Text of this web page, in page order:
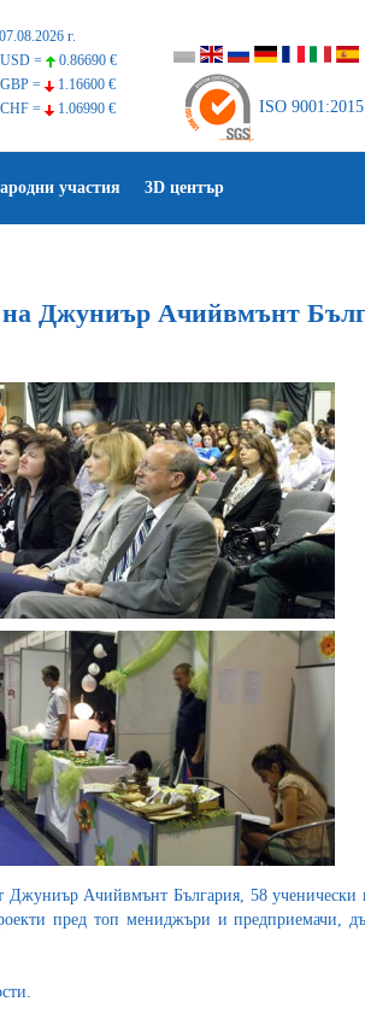
г.
=
0.86690 €
=
1.16600 €
=
1.06990 € ISO 9001:2015
участия 3D център
Джуниър Ачийвмънт
Ачийвмънт България, 58 ученически
пред топ мениджъри и предприемачи,